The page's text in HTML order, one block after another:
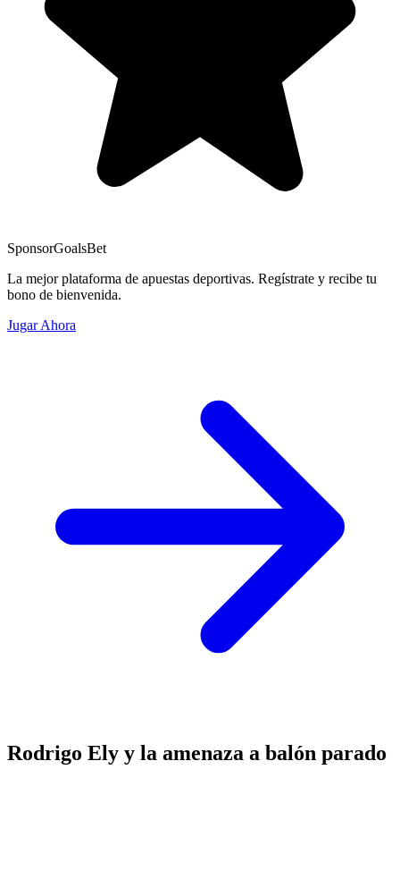
SponsorGoalsBet
La mejor plataforma de apuestas deportivas. Regístrate y recibe tu
bono de bienvenida.
Jugar Ahora
Rodrigo Ely y la amenaza a balón parado